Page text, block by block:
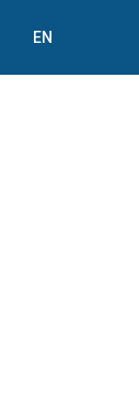
EN